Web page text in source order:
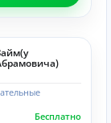
Бесплатно